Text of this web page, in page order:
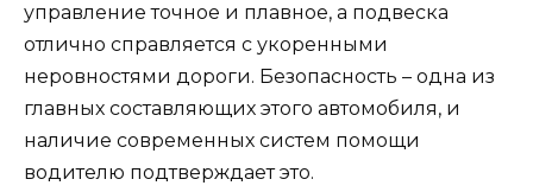
управление точное и плавное, а подвеска
отлично справляется с укоренными
неровностями дороги. Безопасность – одна из
главных составляющих этого автомобиля, и
наличие современных систем помощи
водителю подтверждает это.